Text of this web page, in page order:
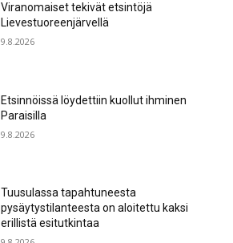
Viranomaiset tekivät etsintöjä
Lievestuoreenjärvellä
9.8.2026
Etsinnöissä löydettiin kuollut ihminen
Paraisilla
9.8.2026
Tuusulassa tapahtuneesta
pysäytystilanteesta on aloitettu kaksi
erillistä esitutkintaa